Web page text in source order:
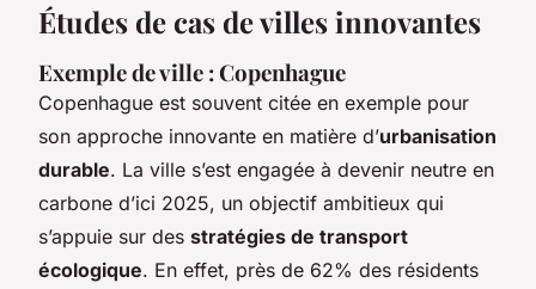
Études de cas de villes innovantes
Exemple de ville : Copenhague
Copenhague est souvent citée en exemple pour
son approche innovante en matière d’urbanisation
durable. La ville s’est engagée à devenir neutre en
carbone d’ici 2025, un objectif ambitieux qui
s’appuie sur des stratégies de transport
écologique. En effet, près de 62% des résidents